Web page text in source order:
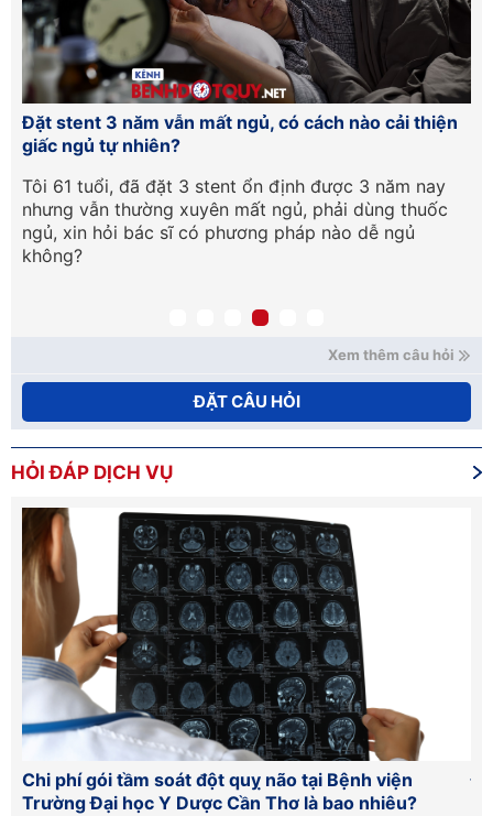
Đặt stent 3 năm vẫn mất ngủ, có cách nào cải thiện
giấc ngủ tự nhiên?
Tôi 61 tuổi, đã đặt 3 stent ổn định được 3 năm nay
nhưng vẫn thường xuyên mất ngủ, phải dùng thuốc
ngủ, xin hỏi bác sĩ có phương pháp nào dễ ngủ
không?
Xem thêm câu hỏi
ĐẶT CÂU HỎI
HỎI ĐÁP DỊCH VỤ
Chi phí gói tầm soát đột quỵ não tại Bệnh viện
Trường Đại học Y Dược Cần Thơ là bao nhiêu?